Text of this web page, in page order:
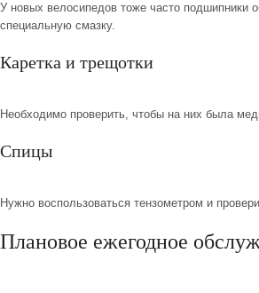
У новых велосипедов тоже часто подшипники
специальную смазку.
Каретка и трещотки
Необходимо проверить, чтобы на них была
Спицы
Нужно воспользоваться тензометром и
Плановое ежегодное